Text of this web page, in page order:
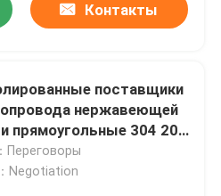
Контакты
поставщики
нержавеющей
прямоугольные 304 201
декоративного
Переговоры
Negotiation